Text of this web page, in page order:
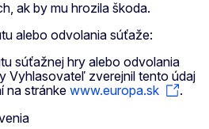
ak by mu hrozila škoda.
alebo odvolania súťaže:
súťažnej hry alebo odvolania
Vyhlasovateľ zverejnil tento údaj
na stránke www.europa.sk
.